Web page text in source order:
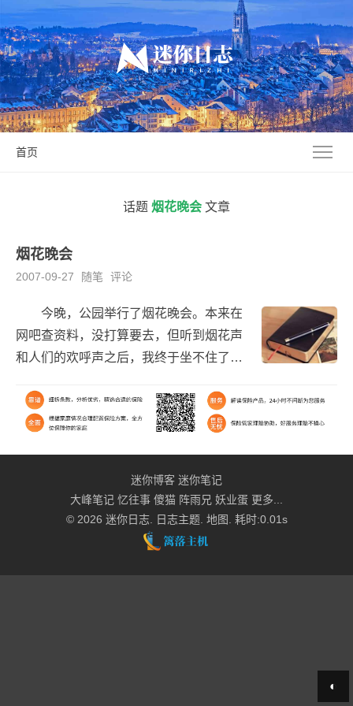
首页
话题 烟花晚会 文章
烟花晚会
2007-09-27 随笔 评论
今晚，公园举行了烟花晚会。本来在
网吧查资料，没打算要去，但听到烟花声
和人们的欢呼声之后，我终于坐不住了。
模的烟花晚会了。等我到地方时，公园里
面已经挤满了人，甚...
迷你博客 迷你笔记
大峰笔记 忆往事 傻猫 阵雨兄 妖业蛋 更多...
© 2026 迷你日志. 日志主题. 地图 . 耗时:0.01s
◐